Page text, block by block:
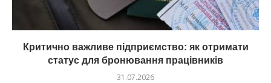
Критично важливе підприємство: як отримати
статус для бронювання працівників
31.07.2026